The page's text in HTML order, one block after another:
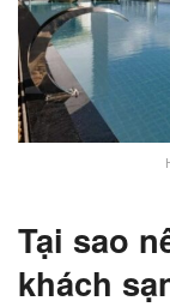
Tại sao
khách